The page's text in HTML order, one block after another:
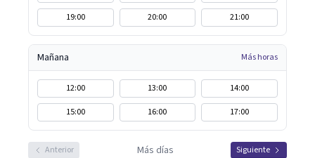
19:00
20:00 21:00
Mañana Más horas
12:00 13:00
14:00
15:00
16:00 17:00
Anterior Más días Siguiente